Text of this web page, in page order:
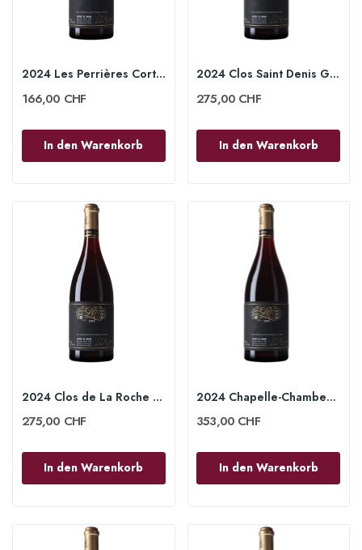
2024 Les Perrières Corton Grand Cru 75cl -...
166,00 CHF
In den Warenkorb
2024 Clos Saint Denis Grand Cru 75cl - Lucien...
275,00 CHF
In den Warenkorb
2024 Clos de La Roche Grand Cru 75cl - Lucien...
275,00 CHF
In den Warenkorb
2024 Chapelle-Chambertin Grand Cru 75cl -...
353,00 CHF
In den Warenkorb